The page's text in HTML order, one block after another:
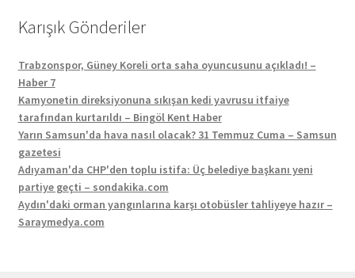
Karışık Gönderiler
Trabzonspor, Güney Koreli orta saha oyuncusunu açıkladı! –
Haber 7
Kamyonetin direksiyonuna sıkışan kedi yavrusu itfaiye
tarafından kurtarıldı – Bingöl Kent Haber
Yarın Samsun'da hava nasıl olacak? 31 Temmuz Cuma – Samsun
gazetesi
Adıyaman'da CHP'den toplu istifa: Üç belediye başkanı yeni
partiye geçti – sondakika.com
Aydın'daki orman yangınlarına karşı otobüsler tahliyeye hazır –
Saraymedya.com